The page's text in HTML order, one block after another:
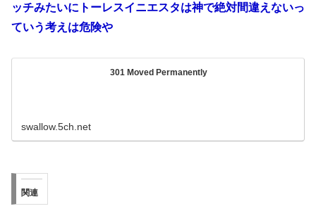
ッチみたいにトーレスイニエスタは神で絶対間違えないっ
ていう考えは危険や
301 Moved Permanently
swallow.5ch.net
関連